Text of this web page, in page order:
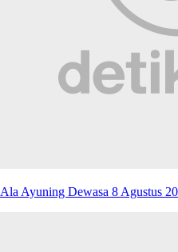
Ala Ayuning Dewasa 8 Agustus